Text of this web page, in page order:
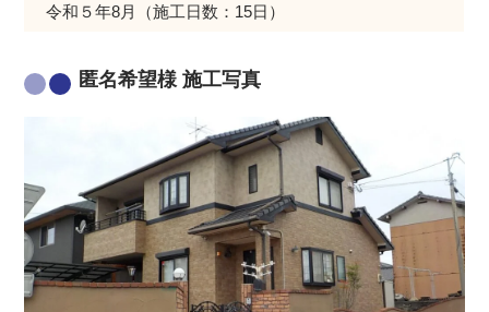
令和５年8月（施工日数：15日）
匿名希望様 施工写真